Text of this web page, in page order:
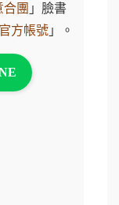
團 」臉書
方帳號 」。